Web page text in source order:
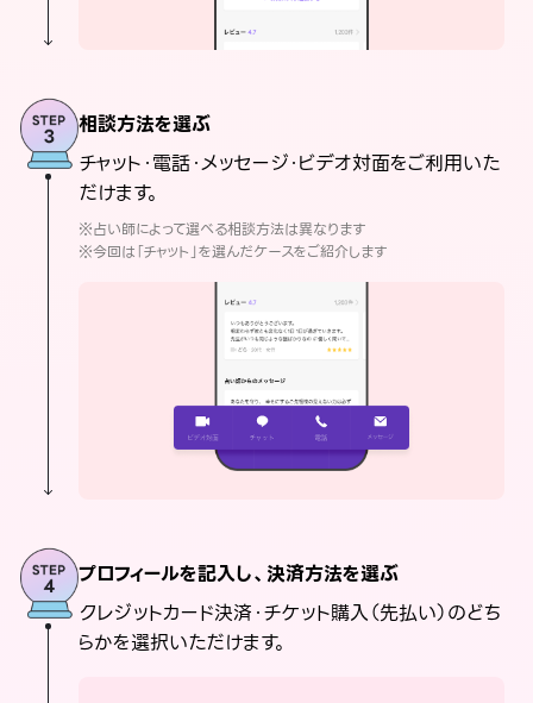
相談方法を選ぶ
チャット・電話・メッセージ・ビデオ対面をご利用いた
だけます。
※占い師によって選べる相談方法は異なります
※今回は「チャット」を選んだケースをご紹介します
プロフィールを記入し、決済方法を選ぶ
クレジットカード決済・チケット購入（先払い）のどち
らかを選択いただけます。